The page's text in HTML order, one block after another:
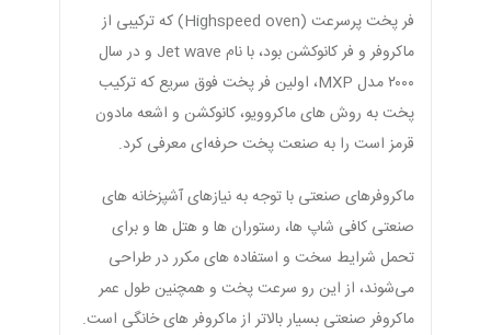
فر پخت پرسرعت (Highspeed oven) که ترکیبی از
ماکروفر و فر کانوکشن بود، با نام Jet wave و در سال
۲۰۰۰ مدل MXP، اولین فر پخت فوق سریع که ترکیب
پخت به روش های ماکروویو، کانوکشن و اشعه مادون
قرمز است را به صنعت پخت حرفه‌ای معرفی کرد.
ماکروفرهای صنعتی با توجه به نیازهای آشپزخانه های
صنعتی کافی شاپ ها، رستوران ها و هتل ها و برای
تحمل شرایط سخت و استفاده های مکرر در طراحی
می‌شوند، از این رو سرعت پخت و همچنین طول عمر
ماکروفر صنعتی بسیار بالاتر از ماکروفر های خانگی است.